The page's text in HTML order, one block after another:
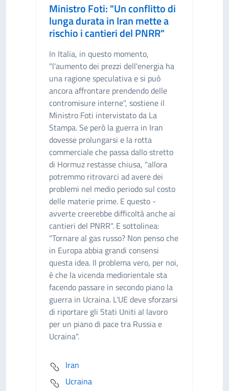
Ministro Foti: "Un conflitto di
lunga durata in Iran mette a
rischio i cantieri del PNRR"
In Italia, in questo momento,
"l'aumento dei prezzi dell'energia ha
una ragione speculativa e si può
ancora affrontare prendendo delle
contromisure interne", sostiene il
Ministro Foti intervistato da La
Stampa. Se però la guerra in Iran
dovesse prolungarsi e la rotta
commerciale che passa dallo stretto
di Hormuz restasse chiusa, "allora
potremmo ritrovarci ad avere dei
problemi nel medio periodo sul costo
delle materie prime. E questo -
avverte creerebbe difficoltà anche ai
cantieri del PNRR". E sottolinea:
"Tornare al gas russo? Non penso che
in Europa abbia grandi consensi
questa idea. Il problema vero, per noi,
è che la vicenda mediorientale sta
facendo passare in secondo piano la
guerra in Ucraina. L'UE deve sforzarsi
di riportare gli Stati Uniti al lavoro
per un piano di pace tra Russia e
Ucraina".
Iran
Ucraina